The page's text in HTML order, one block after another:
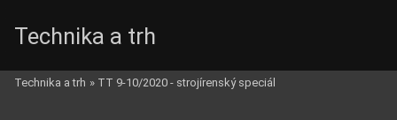
Technika a trh
Technika a trh » TT 9-10/2020 - strojírenský speciál